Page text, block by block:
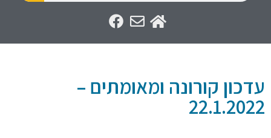
עדכון קורונה ומאומתים –
22.1.2022